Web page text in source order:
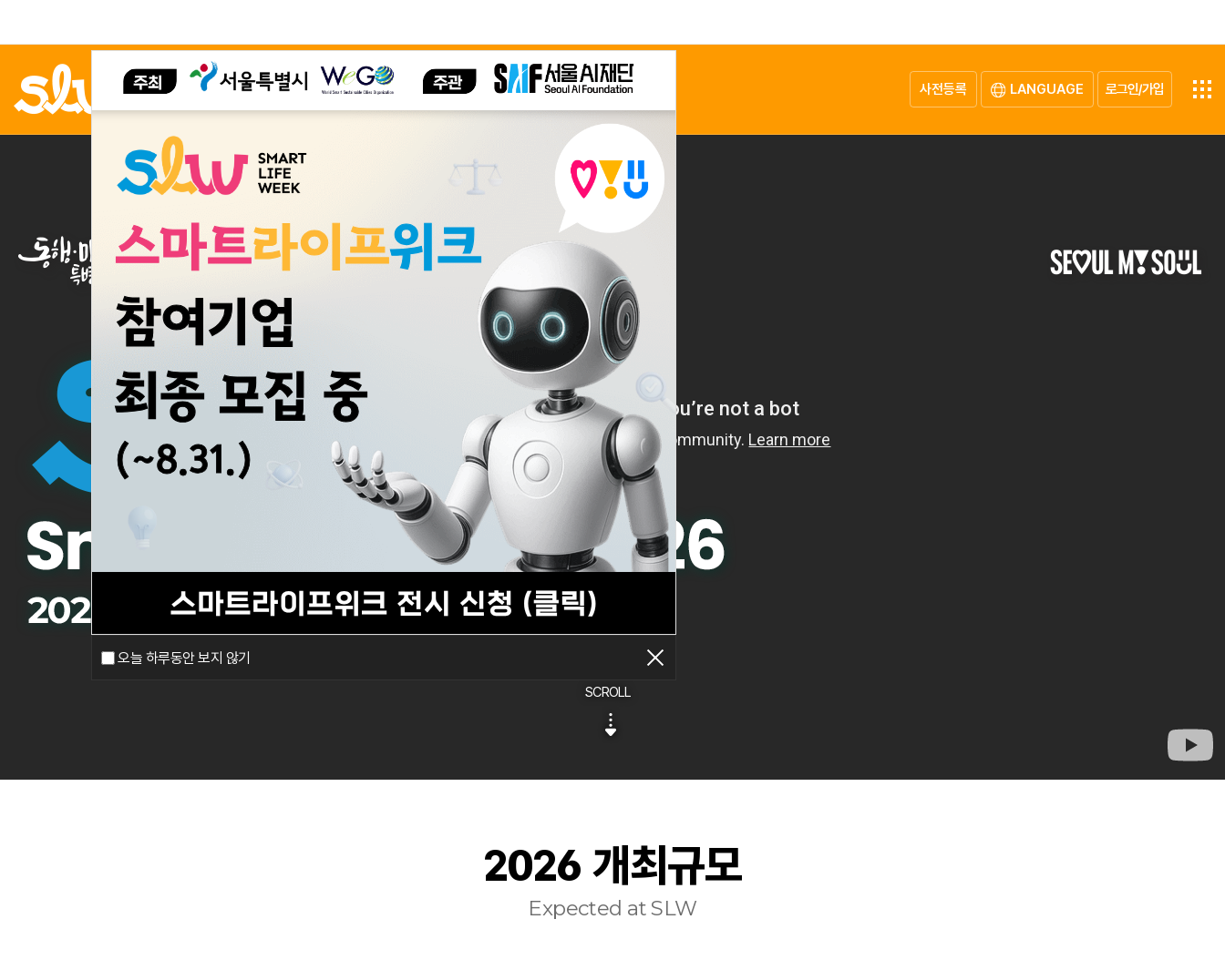
오늘 하루동안 보지 않기
사전등록 LANGUAGE 로그인/가입
SCROLL
2026 개최규모
Expected at SLW